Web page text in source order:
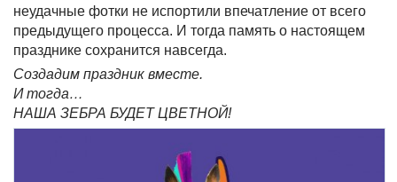
неудачные фотки не испортили впечатление от всего
предыдущего процесса. И тогда память о настоящем
празднике сохранится навсегда.
Создадим праздник вместе.
И тогда…
НАША ЗЕБРА БУДЕТ ЦВЕТНОЙ!